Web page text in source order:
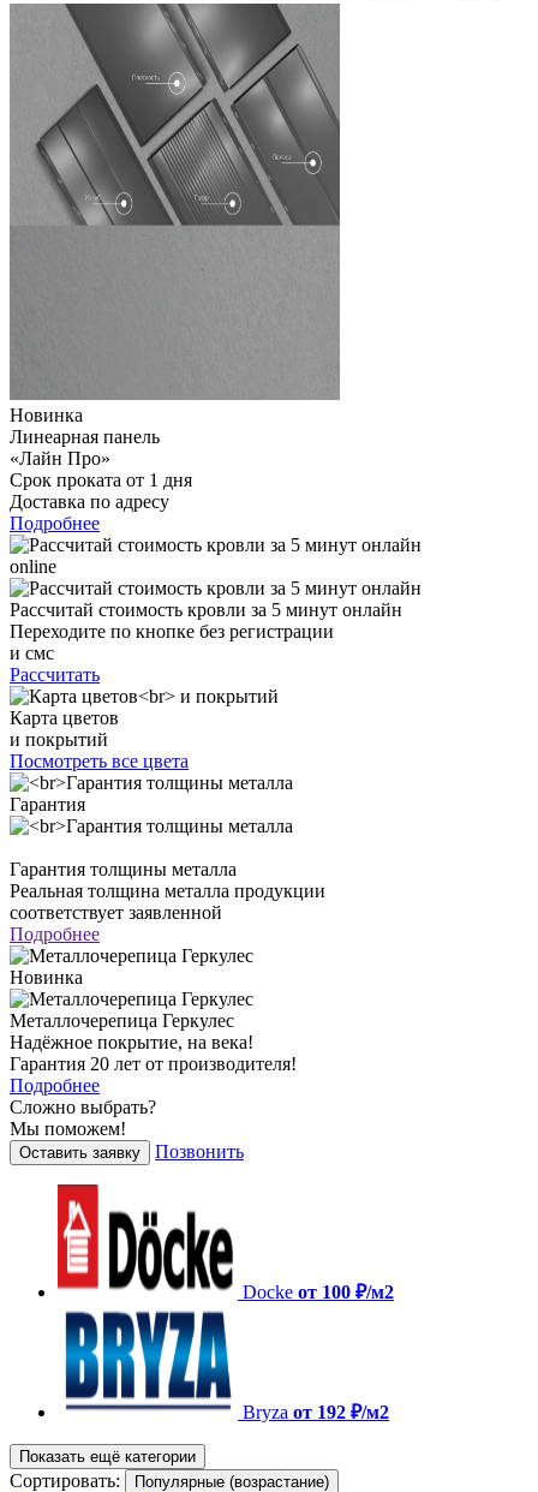
Новинка
Линеарная панель
«Лайн Про»
Срок проката от 1 дня
Доставка по адресу
Подробнее
online
Рассчитай стоимость кровли за 5 минут онлайн
Переходите по кнопке без регистрации
и смс
Рассчитать
Карта цветов
и покрытий
Посмотреть все цвета
Гарантия
Гарантия толщины металла
Реальная толщина металла продукции
соответствует заявленной
Подробнее
Новинка
Металлочерепица Геркулес
Надёжное покрытие, на века!
Гарантия 20 лет от производителя!
Подробнее
Сложно выбрать?
Мы поможем!
Оставить заявку Позвонить
Docke от 100 ₽/м2
Bryza от 192 ₽/м2
Показать ещё категории
Сортировать: Популярные (возрастание)